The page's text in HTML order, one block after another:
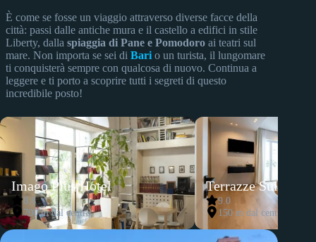
È come se fosse un viaggio attraverso diverse facce della
città: passi dalle antiche mura e il castello a edifici in stile
Liberty, dalla spiaggia di Pane e Pomodoro ai teatri sul
mare. Non importa se sei di Bari o un turista, il lungomare
ti conquisterà sempre con qualcosa di nuovo. Continua a
leggere e ti porto a scoprire tutti i segreti di questo
incredibile posto!
Imago Plus Hotel
8.8
700 m dal centro
Terrazze Suites
9.0
150 m dal centro